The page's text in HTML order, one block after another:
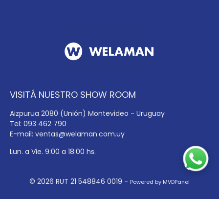
VISITÁ NUESTRO SHOW ROOM
Aizpurua 2080 (Unión) Montevideo - Uruguay
Tel: 093 462 790
E-mail: ventas@welaman.com.uy
Lun. a Vie. 9:00 a 18:00 hs.
© 2026 RUT 21 548846 0019 - Powered by MVDPanel